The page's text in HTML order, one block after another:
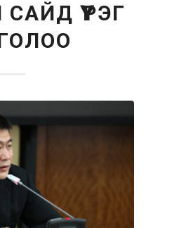
ҮҮРЭГ